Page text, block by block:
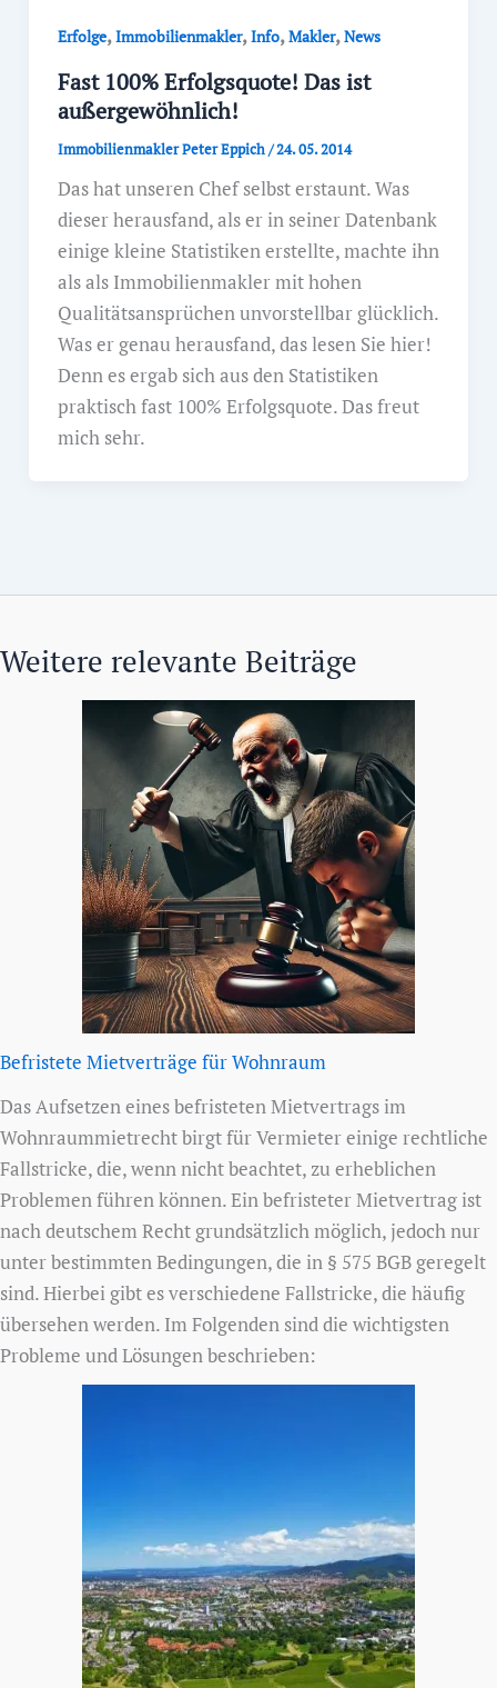
Erfolge,Immobilienmakler,Info,Makler,News
Fast 100% Erfolgsquote! Das ist
außergewöhnlich!
Immobilienmakler Peter Eppich/24. 05. 2014
Das hat unseren Chef selbst erstaunt. Was
dieser herausfand, als er in seiner Datenbank
einige kleine Statistiken erstellte, machte ihn
als als Immobilienmakler mit hohen
Qualitätsansprüchen unvorstellbar glücklich.
Was er genau herausfand, das lesen Sie hier!
Denn es ergab sich aus den Statistiken
praktisch fast 100% Erfolgsquote. Das freut
mich sehr.
Weitere relevante Beiträge
Befristete Mietverträge für Wohnraum
Das Aufsetzen eines befristeten Mietvertrags im
Wohnraummietrecht birgt für Vermieter einige rechtliche
Fallstricke, die, wenn nicht beachtet, zu erheblichen
Problemen führen können. Ein befristeter Mietvertrag ist
nach deutschem Recht grundsätzlich möglich, jedoch nur
unter bestimmten Bedingungen, die in § 575 BGB geregelt
sind. Hierbei gibt es verschiedene Fallstricke, die häufig
übersehen werden. Im Folgenden sind die wichtigsten
Probleme und Lösungen beschrieben: